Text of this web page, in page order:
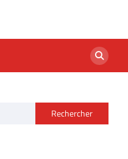
Rechercher